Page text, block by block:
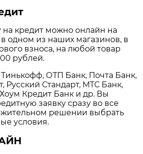
кредит можно онлайн на
одном из наших магазинов, в
взноса, на любой товар
рублей.
ОТП Банк, Почта Банк,
Русский Стандарт, МТС Банк,
Кредит Банк и др. Вы
заявку сразу во все
решении выбрать
условия.